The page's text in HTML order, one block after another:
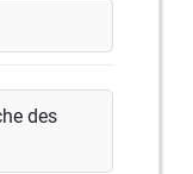
des